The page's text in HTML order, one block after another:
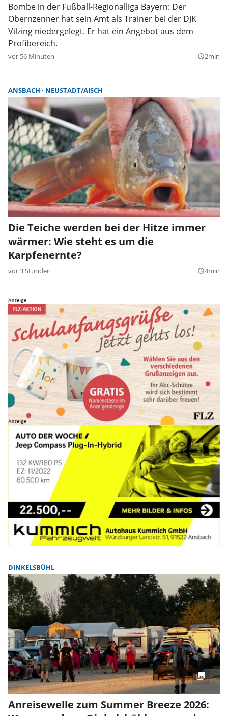
Bombe in der Fußball-Regionalliga Bayern: Der
Obernzenner hat sein Amt als Trainer bei der DJK
Vilzing niedergelegt. Er hat ein Angebot aus dem
Profibereich.
vor 56 Minuten query_builder2min
ANSBACH NEUSTADT/AISCH
Die Teiche werden bei der Hitze immer
wärmer: Wie steht es um die
Karpfenernte?
vor 3 Stunden query_builder4min
DINKELSBÜHL
Anreisewelle zum Summer Breeze 2026: